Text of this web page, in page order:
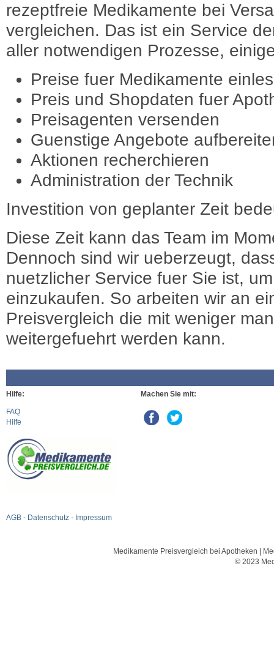
rezeptfreie Medikamente bei
vergleichen. Das ist ein Service
aller notwendigen Prozesse,
Preise fuer Medikamente
Preis und Shopdaten fuer
Preisagenten versenden
Guenstige Angebote
Aktionen recherchieren
Administration der Technik
Investition von geplanter Zeit
Diese Zeit kann das Team im
Dennoch sind wir ueberzeugt,
nuetzlicher Service fuer Sie ist,
einzukaufen. So arbeiten wir an
Preisvergleich die mit weniger
weitergefuehrt werden kann.
Hilfe:
FAQ
Hilfe
AGB - Datenschutz - Impressum
Machen Sie mit:
Medikamente Preisvergleich bei Apotheken |
© 2023